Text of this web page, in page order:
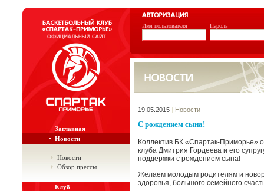
Имя пользователя Пароль
Заглавная
Новости
Новости
Обзор прессы
Клуб
19.05.2015 | Новости
С рождением сына!
Коллектив БК «Спартак-Приморье»
клуба Дмитрия Гордеева и его
поддержки с рождением сына!
Желаем молодым родителям и
здоровья, большого семейного